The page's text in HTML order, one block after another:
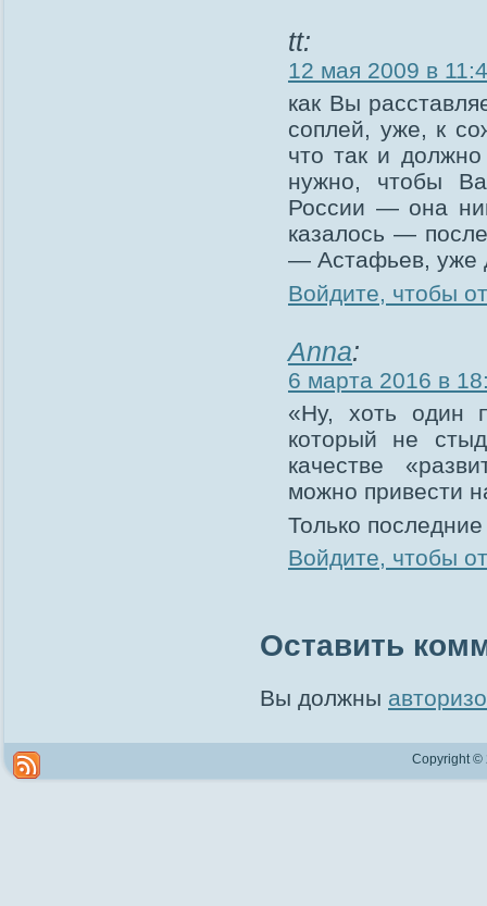
tt:
12 мая 2009 в
как Вы
соплей, уже, к
что так и
нужно, чтобы
России — она
казалось —
— Астафьев, уже
Войдите, чтобы
Anna:
6 марта 2016 в
«Ну, хоть один
который не
качестве
можно привести
Только
Войдите, чтобы
Оставить
Вы должны
Copyright